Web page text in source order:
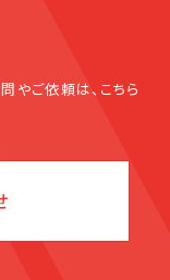
やご依頼は、こちら